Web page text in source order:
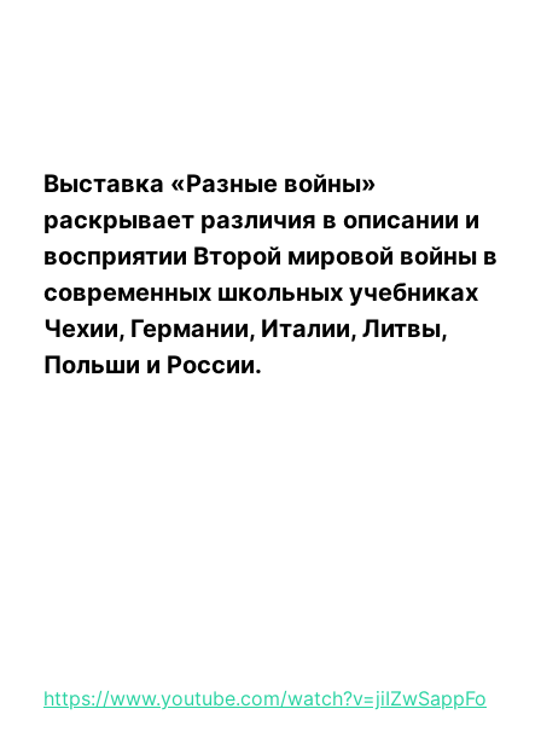
Выставка «Разные войны»
раскрывает различия в описании и
восприятии Второй мировой войны в
современных школьных учебниках
Чехии, Германии, Италии, Литвы,
Польши и России.
https://www.youtube.com/watch?v=jiIZwSappFo